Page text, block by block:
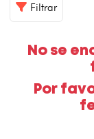
Filtrar
No se
Por